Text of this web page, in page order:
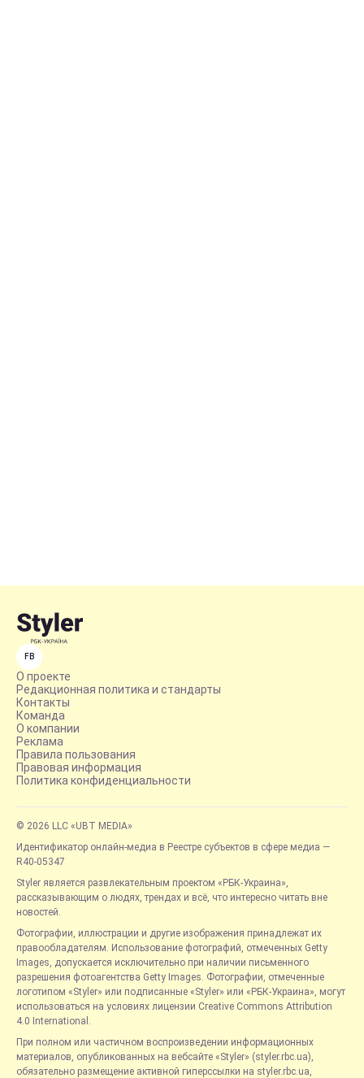
FB
О проекте
Редакционная политика и стандарты
Контакты
Команда
О компании
Реклама
Правила пользования
Правовая информация
Политика конфиденциальности
© 2026 LLC «UBT MEDIA»
Идентификатор онлайн-медиа в Реестре субъектов в сфере медиа —
R40-05347
Styler является развлекательным проектом «РБК-Украина»,
рассказывающим о людях, трендах и всё, что интересно читать вне
новостей.
Фотографии, иллюстрации и другие изображения принадлежат их
правообладателям. Использование фотографий, отмеченных Getty
Images, допускается исключительно при наличии письменного
разрешения фотоагентства Getty Images. Фотографии, отмеченные
логотипом «Styler» или подписанные «Styler» или «РБК-Украина», могут
использоваться на условиях лицензии Creative Commons Attribution
4.0 International.
При полном или частичном воспроизведении информационных
материалов, опубликованных на вебсайте «Styler» (styler.rbc.ua),
обязательно размещение активной гиперссылки на styler.rbc.ua,